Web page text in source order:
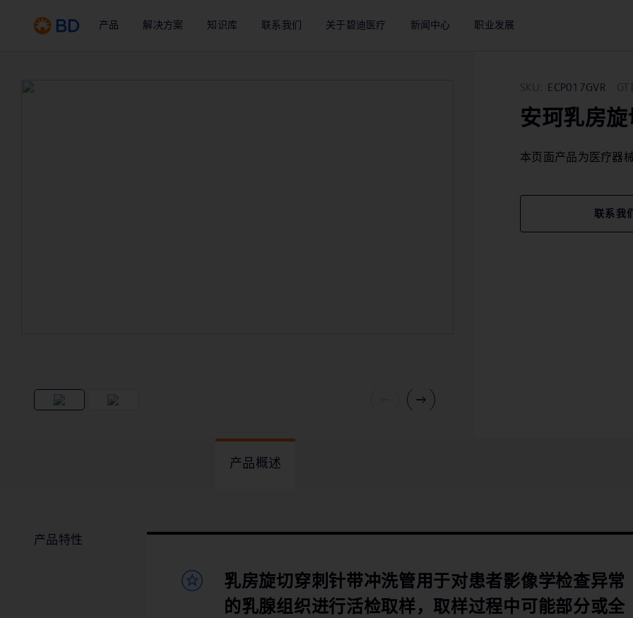
产品 解决方案 知识库 联系我们 关于碧迪医疗 新闻中心 职业发展
SKU: ECP017GVR
安珂乳房
本页面产品为医疗器
联系我
产品概述
产品特性
乳房旋切穿刺针带冲洗管用于对患者影像学检查异常
的乳腺组织进行活检取样，取样过程中可能部分或全